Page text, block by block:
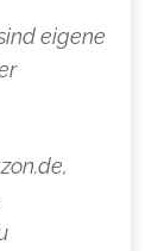
eigene